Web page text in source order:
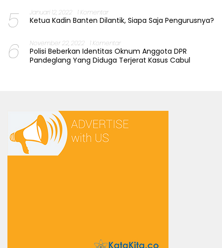
5 Januari 12, 2022 1 Komentar
Ketua Kadin Banten Dilantik, Siapa Saja Pengurusnya?
6 November 22, 2022 1 Komentar
Polisi Beberkan Identitas Oknum Anggota DPR
Pandeglang Yang Diduga Terjerat Kasus Cabul